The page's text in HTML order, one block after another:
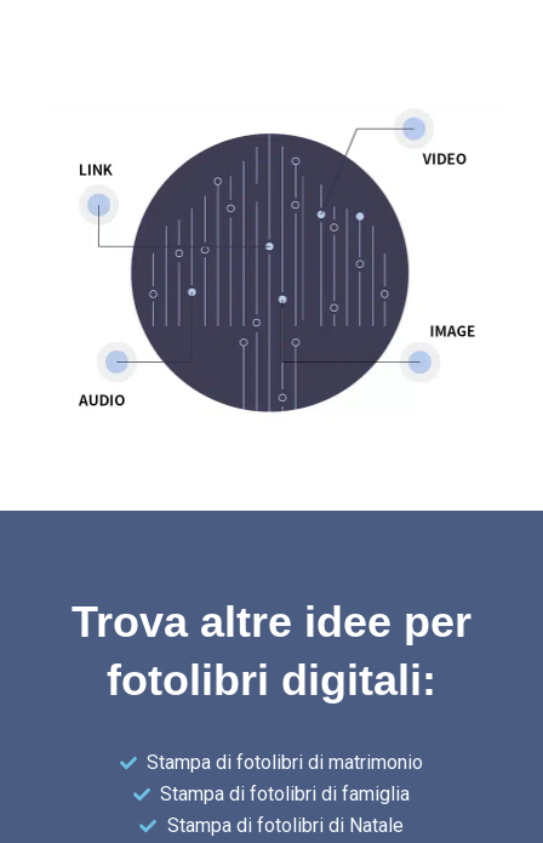
Trova altre idee per
fotolibri digitali:
Stampa di fotolibri di matrimonio
Stampa di fotolibri di famiglia
Stampa di fotolibri di Natale